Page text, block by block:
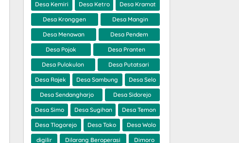
Desa Kemiri Desa Ketro Desa Kramat
Desa Kronggen Desa Mangin
Desa Menawan Desa Pendem
Desa Pojok Desa Pranten
Desa Pulokulon Desa Putatsari
Desa Rajek Desa Sambung Desa Selo
Desa Sendangharjo Desa Sidorejo
Desa Simo Desa Sugihan Desa Temon
Desa Tlogorejo Desa Toko Desa Wolo
digilir Dilarang Beroperasi Dimoro